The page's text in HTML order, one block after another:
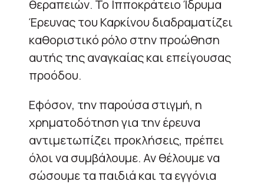
θεραπειών. Το Ιπποκράτειο Ίδρυμα
Έρευνας του Καρκίνου διαδραματίζει
καθοριστικό ρόλο στην προώθηση
αυτής της αναγκαίας και επείγουσας
προόδου.
Εφόσον, την παρούσα στιγμή, η
χρηματοδότηση για την έρευνα
αντιμετωπίζει προκλήσεις, πρέπει
όλοι να συμβάλουμε. Αν θέλουμε να
σώσουμε τα παιδιά και τα εγγόνια